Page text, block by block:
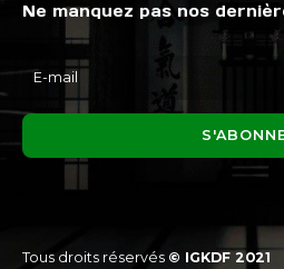
Ne manquez pas nos
Tous droits réservés © IGKDF 2021